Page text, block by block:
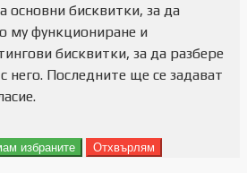
основни бисквитки, за да
му функциониране и
бисквитки, за да разбере
него. Последните ще се задават
избраните Отхвърлям